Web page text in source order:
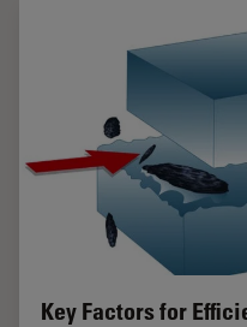
Key Factors for